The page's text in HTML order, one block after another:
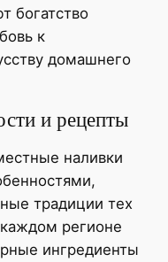
богатство
к
домашнего
и рецепты
наливки
традиции тех
регионе
ингредиенты